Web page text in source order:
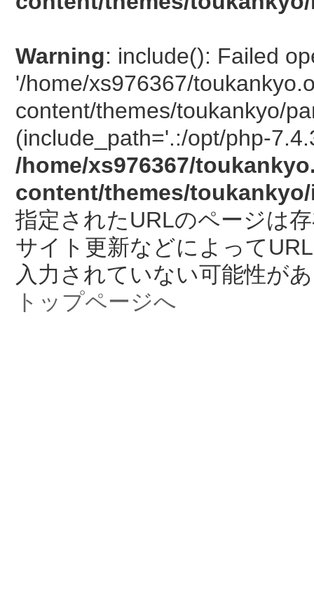
Warning: include(): Failed
'/home/xs976367/
content/themes/toukankyo/
(include_path='.:/opt/php-
/home/xs976367/
content/themes/
指定されたURLのページは
サイト更新などによって
入力されていない可能性が
トップページへ